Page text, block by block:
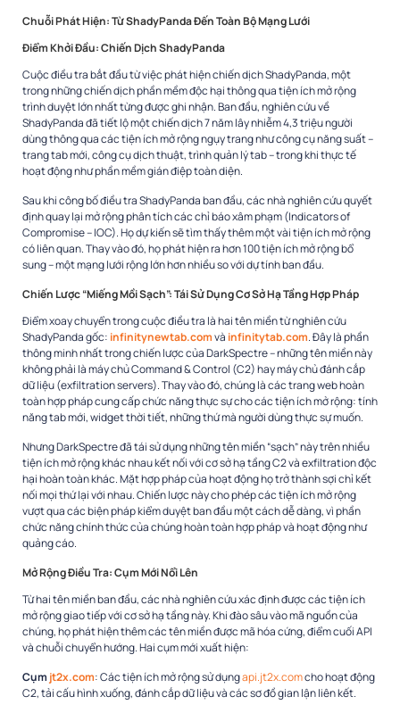
Chuỗi Phát Hiện: Từ ShadyPanda Đến Toàn Bộ Mạng Lưới
Điểm Khởi Đầu: Chiến Dịch ShadyPanda
Cuộc điều tra bắt đầu từ việc phát hiện chiến dịch ShadyPanda, một
trong những chiến dịch phần mềm độc hại thông qua tiện ích mở rộng
trình duyệt lớn nhất từng được ghi nhận. Ban đầu, nghiên cứu về
ShadyPanda đã tiết lộ một chiến dịch 7 năm lây nhiễm 4,3 triệu người
dùng thông qua các tiện ích mở rộng ngụy trang như công cụ năng suất –
trang tab mới, công cụ dịch thuật, trình quản lý tab – trong khi thực tế
hoạt động như phần mềm gián điệp toàn diện.​
Sau khi công bố điều tra ShadyPanda ban đầu, các nhà nghiên cứu quyết
định quay lại mở rộng phân tích các chỉ báo xâm phạm (Indicators of
Compromise – IOC). Họ dự kiến sẽ tìm thấy thêm một vài tiện ích mở rộng
có liên quan. Thay vào đó, họ phát hiện ra hơn 100 tiện ích mở rộng bổ
sung – một mạng lưới rộng lớn hơn nhiều so với dự tính ban đầu.​
Chiến Lược “Miếng Mồi Sạch”: Tái Sử Dụng Cơ Sở Hạ Tầng Hợp Pháp
Điểm xoay chuyển trong cuộc điều tra là hai tên miền từ nghiên cứu
ShadyPanda gốc: infinitynewtab.comvà infinitytab.com. Đây là phần
thông minh nhất trong chiến lược của DarkSpectre – những tên miền này
không phải là máy chủ Command & Control (C2) hay máy chủ đánh cắp
dữ liệu (exfiltration servers). Thay vào đó, chúng là các trang web hoàn
toàn hợp pháp cung cấp chức năng thực sự cho các tiện ích mở rộng: tính
năng tab mới, widget thời tiết, những thứ mà người dùng thực sự muốn.​
Nhưng DarkSpectre đã tái sử dụng những tên miền “sạch” này trên nhiều
tiện ích mở rộng khác nhau kết nối với cơ sở hạ tầng C2 và exfiltration độc
hại hoàn toàn khác. Mặt hợp pháp của hoạt động họ trở thành sợi chỉ kết
nối mọi thứ lại với nhau. Chiến lược này cho phép các tiện ích mở rộng
vượt qua các biện pháp kiểm duyệt ban đầu một cách dễ dàng, vì phần
chức năng chính thức của chúng hoàn toàn hợp pháp và hoạt động như
quảng cáo.​
Mở Rộng Điều Tra: Cụm Mới Nổi Lên
Từ hai tên miền ban đầu, các nhà nghiên cứu xác định được các tiện ích
mở rộng giao tiếp với cơ sở hạ tầng này. Khi đào sâu vào mã nguồn của
chúng, họ phát hiện thêm các tên miền được mã hóa cứng, điểm cuối API
và chuỗi chuyển hướng. Hai cụm mới xuất hiện:​
Cụm jt2x.com: Các tiện ích mở rộng sử dụngapi.jt2x.comcho hoạt động
C2, tải cấu hình xuống, đánh cắp dữ liệu và các sơ đồ gian lận liên kết.​